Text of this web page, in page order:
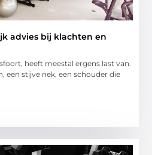
advies bij klachten en
heeft meestal ergens last van.
een stijve nek, een schouder die